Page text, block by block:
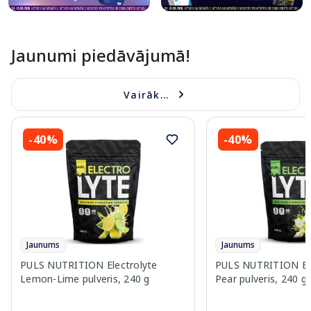
Jaunumi piedāvājumā!
Vairāk...
-40%
Jaunums
PULS NUTRITION Electrolyte
Lemon-Lime pulveris, 240 g
-40%
Jaunums
PULS NUTRITION
Pear pulveris, 240 g